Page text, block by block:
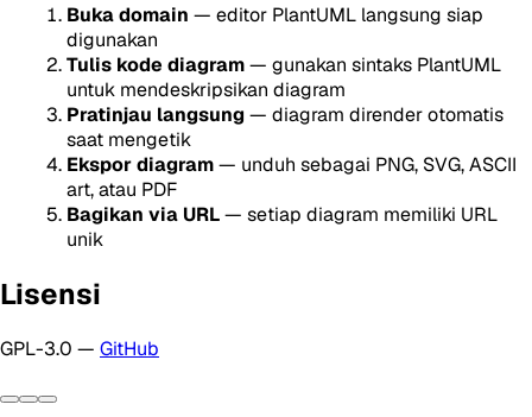
Buka domain — editor PlantUML langsung siap
digunakan
Tulis kode diagram— gunakan sintaks PlantUML
untuk mendeskripsikan diagram
Pratinjau langsung— diagram dirender otomatis
saat mengetik
Ekspor diagram— unduh sebagai PNG, SVG, ASCII
art, atau PDF
Bagikan via URL— setiap diagram memiliki URL
unik
Lisensi
GPL-3.0 — GitHub